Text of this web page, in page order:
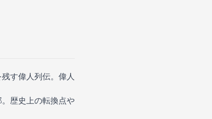
す偉人列伝。偉人
歴史上の転換点や